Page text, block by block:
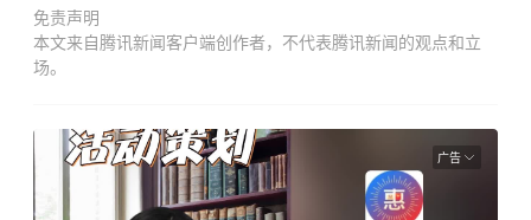
免责声明
本文来自腾讯新闻客户端创作者，不代表腾讯新闻的观点和立
场。
广告